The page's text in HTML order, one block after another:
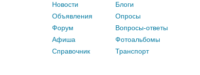
Новости
Объявления
Форум
Афиша
Справочник
Блоги
Опросы
Вопросы-ответы
Фотоальбомы
Транспорт